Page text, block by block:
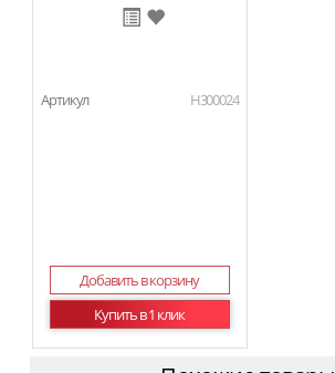
Артикул H300024
Добавить в корзину
Купить в 1 клик